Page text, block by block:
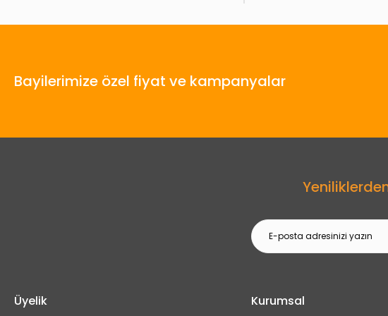
Bayilerimize özel fiyat ve kampanyalar
Üyelik Kurumsal